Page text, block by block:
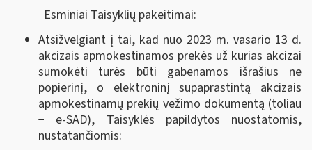
Esminiai Taisyklių pakeitimai:
Atsižvelgiant į tai, kad nuo 2023 m. vasario 13 d.
akcizais apmokestinamos prekės už kurias akcizai
sumokėti turės būti gabenamos išrašius ne
popierinį, o elektroninį supaprastintą akcizais
apmokestinamų prekių vežimo dokumentą (toliau
− e-SAD), Taisyklės papildytos nuostatomis,
nustatančiomis: